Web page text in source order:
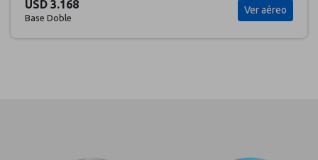
USD 3.168
Base Doble
Ver aéreo